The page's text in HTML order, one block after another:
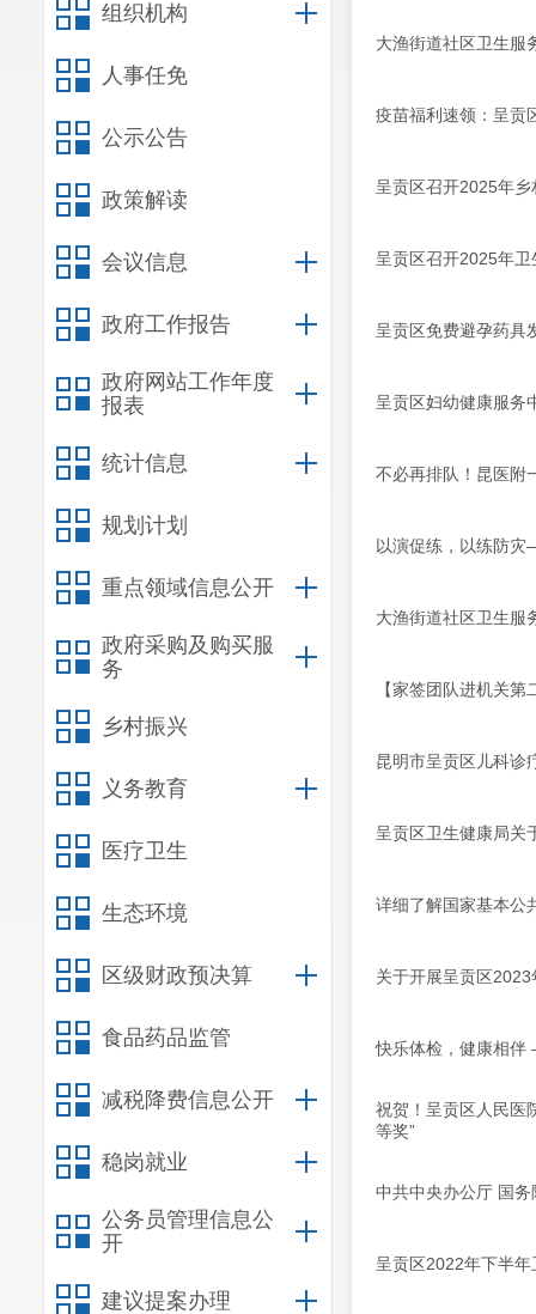
组织机构
人事任免
公示公告
政策解读
会议信息
政府工作报告
政府网站工作年度
报表
统计信息
规划计划
重点领域信息公开
政府采购及购买服
务
乡村振兴
义务教育
医疗卫生
生态环境
区级财政预决算
食品药品监管
减税降费信息公开
稳岗就业
公务员管理信息公
开
建议提案办理
大渔街道社区卫生服
疫苗福利速领：呈贡
呈贡区召开2025年
呈贡区召开2025年
呈贡区免费避孕药具
呈贡区妇幼健康服务
不必再排队！昆医附
以演促练，以练防
大渔街道社区卫生服
【家签团队进机关
昆明市呈贡区儿科诊
呈贡区卫生健康局关
详细了解国家基本公
关于开展呈贡区
快乐体检，健康相
祝贺！呈贡区人民医
等奖”
中共中央办公厅 国
呈贡区2022年下半